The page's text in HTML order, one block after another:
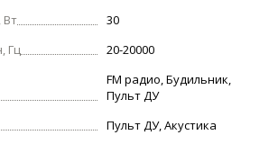
Вт
30
Гц
20-20000
FM радио, Будильник,
Пульт ДУ
Пульт ДУ, Акустика